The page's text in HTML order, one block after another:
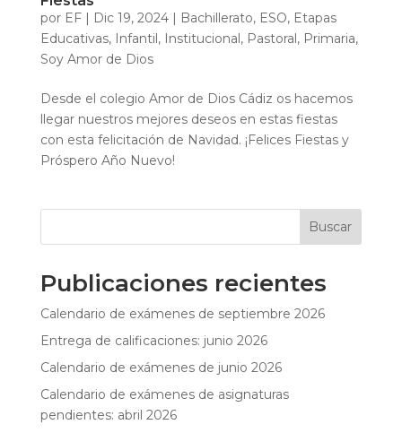
por EF| Dic 19, 2024| Bachillerato, ESO, Etapas
Educativas, Infantil, Institucional, Pastoral, Primaria,
Soy Amor de Dios
Desde el colegio Amor de Dios Cádiz os hacemos
llegar nuestros mejores deseos en estas fiestas
con esta felicitación de Navidad. ¡Felices Fiestas y
Próspero Año Nuevo!
Buscar
Publicaciones recientes
Calendario de exámenes de septiembre 2026
Entrega de calificaciones: junio 2026
Calendario de exámenes de junio 2026
Calendario de exámenes de asignaturas
pendientes: abril 2026